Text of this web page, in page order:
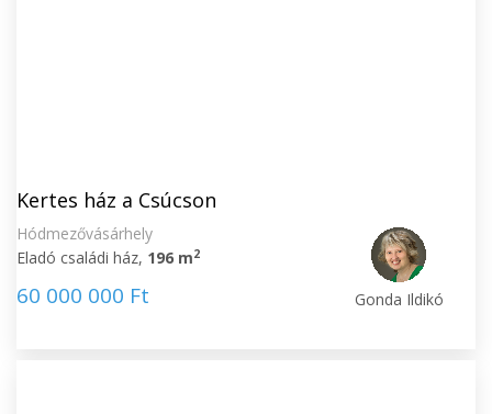
Kertes ház a Csúcson
Hódmezővásárhely
Eladó családi ház, 196 m2
60 000 000 Ft Gonda Ildikó